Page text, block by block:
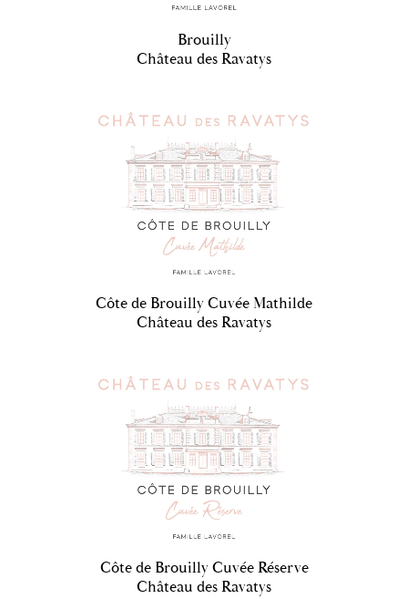
Brouilly
Château des Ravatys
Côte de Brouilly Cuvée Mathilde
Château des Ravatys
Côte de Brouilly Cuvée Réserve
Château des Ravatys